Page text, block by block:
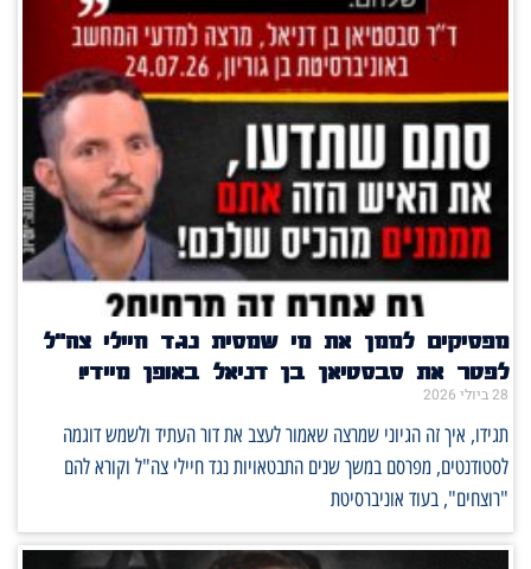
מפסיקים לממן את מי שמסית נגד חיילי צה"ל
לפטר את סבסטיאן בן דניאל באופן מיידי!
28 ביולי 2026
תגידו, איך זה הגיוני שמרצה שאמור לעצב את דור העתיד ולשמש דוגמה
לסטודנטים, מפרסם במשך שנים התבטאויות נגד חיילי צה"ל וקורא להם
"רוצחים", בעוד אוניברסיטת